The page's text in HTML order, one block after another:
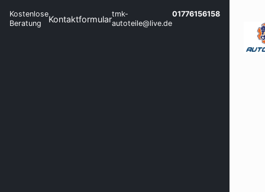
Kostenlose
Beratung
Kontaktformulartmk-
autoteile@live.de
01776156158